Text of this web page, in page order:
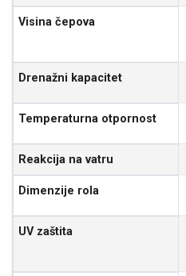
Visina čepova
Drenažni kapacitet
Temperaturna otpornost
Reakcija na vatru
Dimenzije rola
UV zaštita